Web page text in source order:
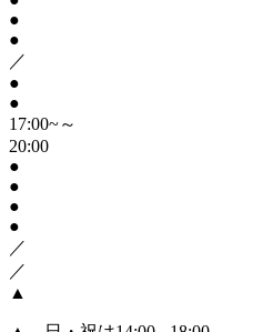
●
●
／
●
●
17:00~～
20:00
●
●
●
●
／
／
▲